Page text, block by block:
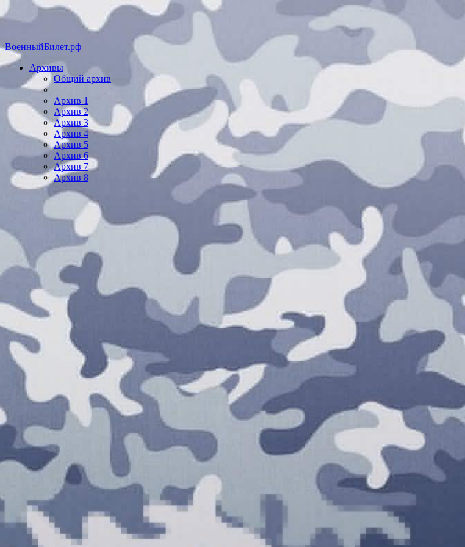
ВоенныйБилет.рф
Архивы
Общий архив
Архив 1
Архив 2
Архив 3
Архив 4
Архив 5
Архив 6
Архив 7
Архив 8